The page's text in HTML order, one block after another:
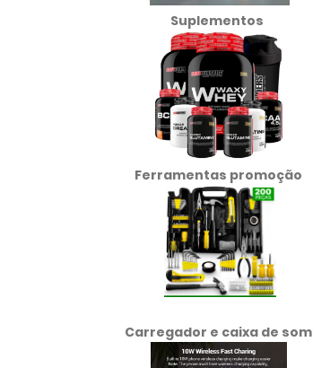
Suplementos
Ferramentas promoção
Carregador e caixa de som